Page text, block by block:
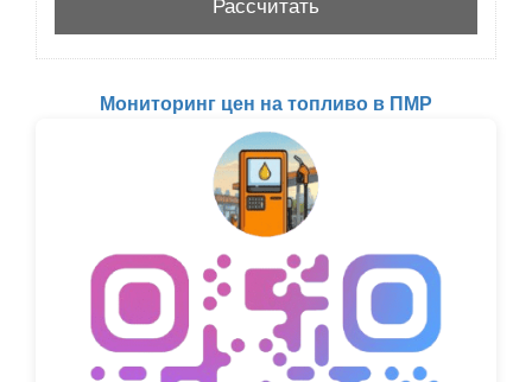
Мониторинг цен на топливо в ПМР